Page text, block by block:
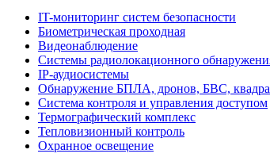
IT-мониторинг систем безопасности
Биометрическая проходная
Видеонаблюдение
Системы радиолокационного
IP-аудиосистемы
Обнаружение БПЛА, дронов, БВС,
Система контроля и управления доступом
Термографический комплекс
Тепловизионный контроль
Охранное освещение